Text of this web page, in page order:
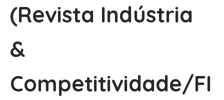
(Revista Indústria
&
Competitividade/FI